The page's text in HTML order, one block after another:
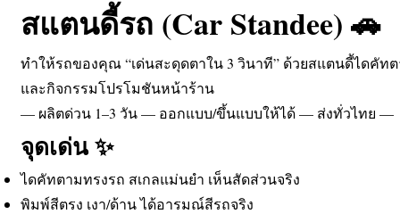
สแตนดี้รถ (Car Standee) 🚗
ทำให้รถของคุณ “เด่นสะดุดตาใน 3 วินาที” ด้วยสแตนดี้ไดคัท
และกิจกรรมโปรโมชันหน้าร้าน
— ผลิตด่วน 1–3 วัน — ออกแบบ/ขึ้นแบบให้ได้ — ส่งทั่วไทย —
จุดเด่น ✨
ไดคัทตามทรงรถ สเกลแม่นยำ เห็นสัดส่วนจริง
พิมพ์สีตรง เงา/ด้าน ได้อารมณ์สีรถจริง